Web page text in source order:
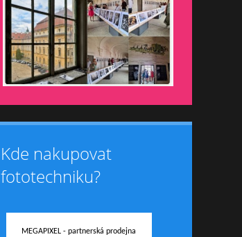
Kde nakupovat
fototechniku?
MEGAPIXEL - partnerská prodejna